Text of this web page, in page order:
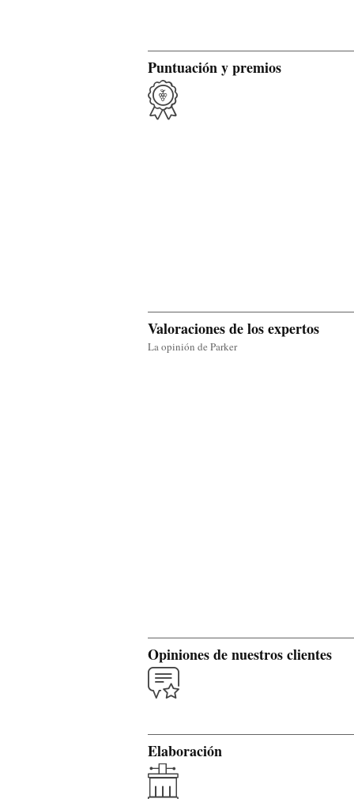
Puntuación y premios
Valoraciones de los expertos
La opinión de Parker
Opiniones de nuestros clientes
Elaboración